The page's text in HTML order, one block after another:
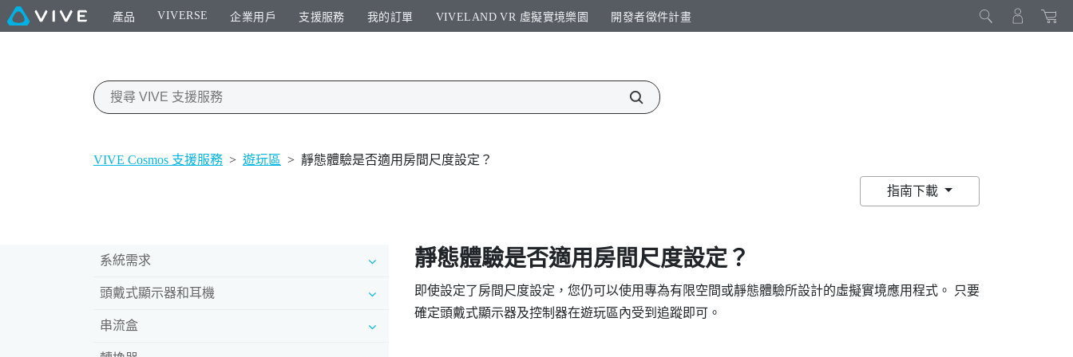
產品 VIVERSE 企業用戶 支援服務 我的訂單 VIVELAND VR 虛擬實境樂園​ 開發者徵件計畫​
VIVE Cosmos 支援服務 > 遊玩區 > 靜態體驗是否適用房間尺度設定？
指南下載
系統需求
頭戴式顯示器和耳機
串流盒
靜態體驗是否適用房間尺度設定？
即使設定了房間尺度設定，您仍可以使用專為有限空間或靜態體驗所設計的虛擬實境應用程式。 只要
確定頭戴式顯示器及控制器在遊玩區內受到追蹤即可。